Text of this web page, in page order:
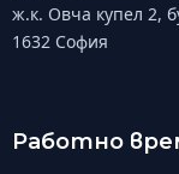
ж.к. Овча купел 2,
1632 София
Работно